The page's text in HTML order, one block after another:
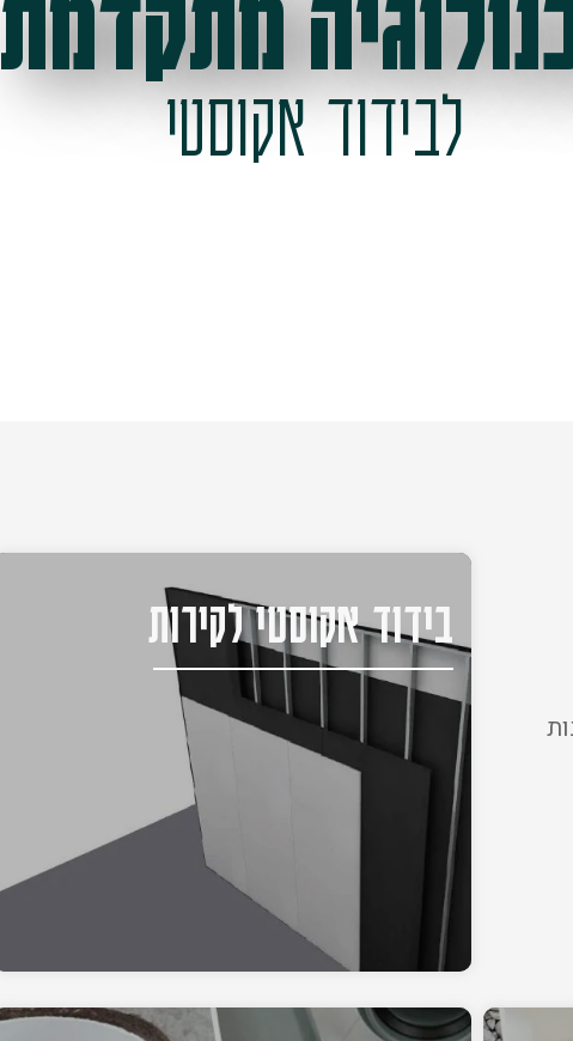
מתקדמת
לבידוד אקוסטי
בידוד אקוסטי לקירות